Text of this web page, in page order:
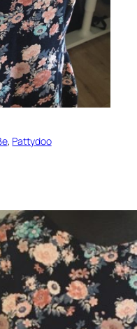
, Pattydoo